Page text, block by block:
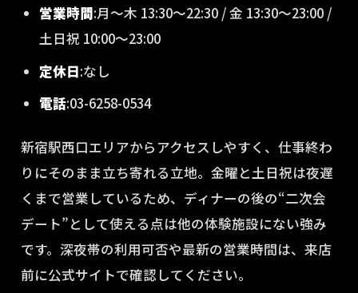
営業時間:月〜木 13:30〜22:30 / 金 13:30〜23:00 /
土日祝 10:00〜23:00
定休日:なし
電話:03-6258-0534
新宿駅西口エリアからアクセスしやすく、仕事終わ
りにそのまま立ち寄れる立地。金曜と土日祝は夜遅
くまで営業しているため、ディナーの後の“二次会
デート”として使える点は他の体験施設にない強み
です。深夜帯の利用可否や最新の営業時間は、来店
前に公式サイトで確認してください。